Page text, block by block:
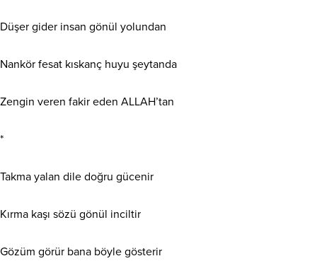
Düşer gider insan gönül yolundan
Nankör fesat kıskanç huyu şeytanda
Zengin veren fakir eden ALLAH’tan
*
Takma yalan dile doğru gücenir
Kırma kaşı sözü gönül inciltir
Gözüm görür bana böyle gösterir